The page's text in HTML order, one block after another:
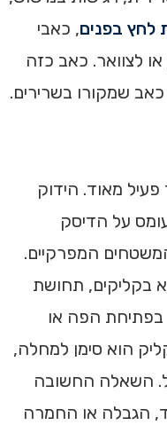
לחץ בפנים, כאבי
לצוואר. כאב כזה
כאב שמקורו בשרירים.
מאוד. הידוק
על הדיסק
המפרקיים.
בקליקים, תחושת
בפתיחת הפה או
הוא סימן למחלה,
השאלה החשובה
הגבלה או החמרה